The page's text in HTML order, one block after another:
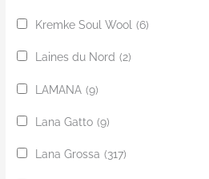
Kremke Soul Wool (6)
Laines du Nord (2)
LAMANA (9)
Lana Gatto (9)
Lana Grossa (317)